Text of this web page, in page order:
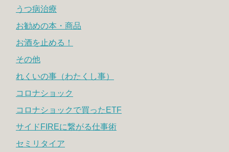
うつ病治療
お勧めの本・商品
お酒を止める！
その他
れくいの事（わたくし事）
コロナショック
コロナショックで買ったETF
サイドFIREに繋がる仕事術
セミリタイア